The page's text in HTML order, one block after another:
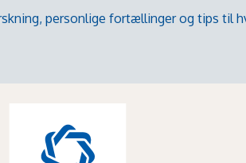
personlige fortællinger og tips til